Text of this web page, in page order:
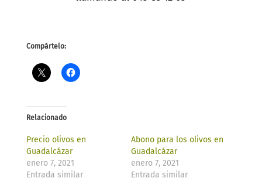
Compártelo:
Relacionado
Precio olivos en
Guadalcázar
enero 7, 2021
Entrada similar
Abono para los olivos en
Guadalcázar
enero 7, 2021
Entrada similar